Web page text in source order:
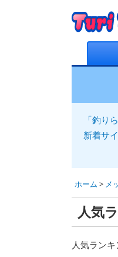
「釣り
新着サ
ホーム > メ
人気
人気ランキ